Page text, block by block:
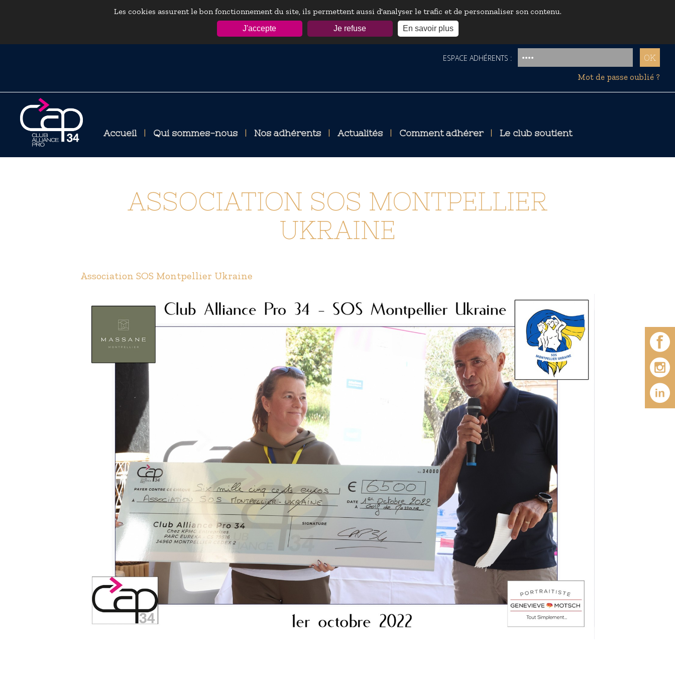
Les cookies assurent le bon fonctionnement du site, ils permettent aussi d'analyser le trafic et de personnaliser son contenu.
J'accepte Je refuse En savoir plus
ESPACE ADHÉRENTS :
Mot de passe oublié ?
Accueil | Qui sommes-nous | Nos adhérents | Actualités | Comment adhérer | Le club soutient
ASSOCIATION SOS MONTPELLIER
UKRAINE
Association SOS Montpellier Ukraine